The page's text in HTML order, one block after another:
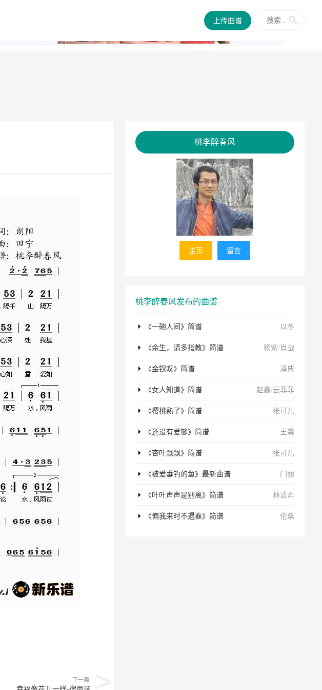
上传曲谱
下一篇:
桃李醉春风
主页 留言
桃李醉春风发布的曲谱
以冬
《一碗人间》简谱
杨紫/肖战
《余生，请多指教》简谱
泽典
《金钗叹》简谱
赵鑫/云菲菲
《女人知道》简谱
张可儿
《樱桃熟了》简谱
王馨
《还没有爱够》简谱
张可儿
《杏叶飘飘》简谱
门丽
《被爱垂钓的鱼》最新曲谱
林清弄
《叶叶声声是别离》简谱
伦桑
《偏我来时不遇春》简谱